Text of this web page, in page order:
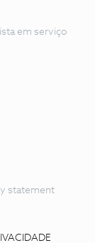
em serviço
statement